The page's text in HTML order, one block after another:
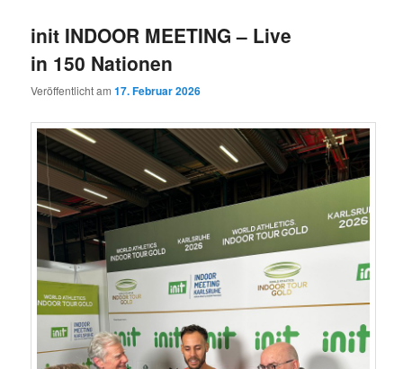
init INDOOR MEETING – Live
in 150 Nationen
Veröffentlicht am17. Februar 2026